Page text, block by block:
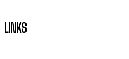
LINKS